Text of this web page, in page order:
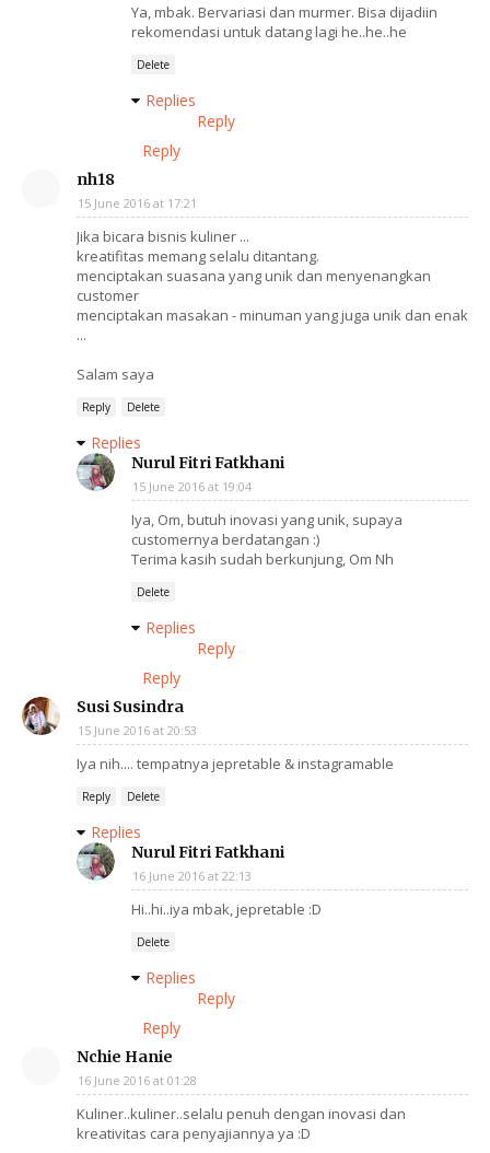
Ya, mbak. Bervariasi dan murmer. Bisa dijadiin
rekomendasi untuk datang lagi he..he..he
Delete
Replies
Reply
Reply
nh18
15 June 2016 at 17:21
Jika bicara bisnis kuliner ...
kreatifitas memang selalu ditantang.
menciptakan suasana yang unik dan menyenangkan
customer
menciptakan masakan - minuman yang juga unik dan enak
...
Salam saya
Reply Delete
Replies
Nurul Fitri Fatkhani
15 June 2016 at 19:04
Iya, Om, butuh inovasi yang unik, supaya
customernya berdatangan :)
Terima kasih sudah berkunjung, Om Nh
Delete
Replies
Reply
Reply
Susi Susindra
15 June 2016 at 20:53
Iya nih.... tempatnya jepretable & instagramable
Reply Delete
Replies
Nurul Fitri Fatkhani
16 June 2016 at 22:13
Hi..hi..iya mbak, jepretable :D
Delete
Replies
Reply
Reply
Nchie Hanie
16 June 2016 at 01:28
Kuliner..kuliner..selalu penuh dengan inovasi dan
kreativitas cara penyajiannya ya :D